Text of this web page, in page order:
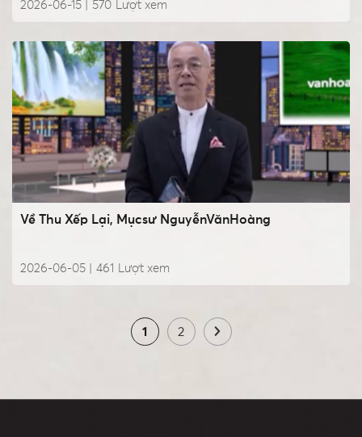
2026-06-15 | Lượt xem
570
Về Thu Xếp Lại, Mụcsư NguyễnVănHoàng
2026-06-05 | Lượt xem
461
1 2